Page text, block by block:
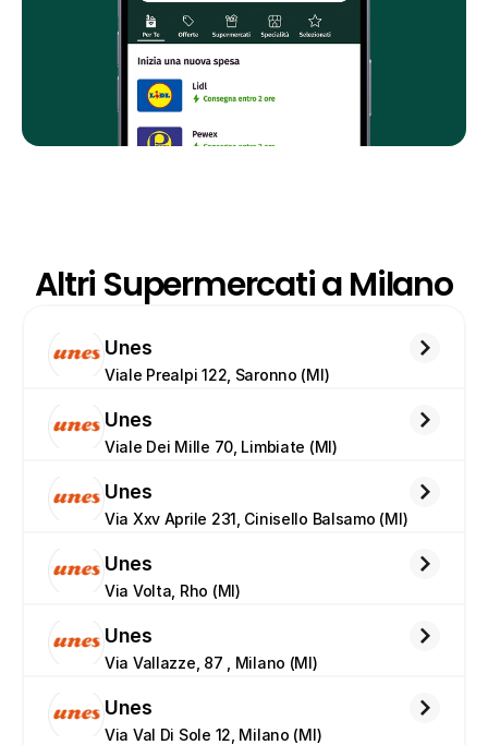
Altri Supermercati a Milano
Unes
Viale Prealpi 122, Saronno (MI)
Unes
Viale Dei Mille 70, Limbiate (MI)
Unes
Via Xxv Aprile 231, Cinisello Balsamo (MI)
Unes
Via Volta, Rho (MI)
Unes
Via Vallazze, 87 , Milano (MI)
Unes
Via Val Di Sole 12, Milano (MI)